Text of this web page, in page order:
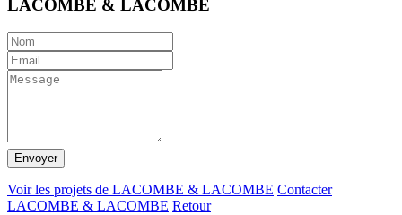
LACOMBE & LACOMBE
Envoyer
Voir les projets de LACOMBE & LACOMBE Contacter
LACOMBE & LACOMBE Retour